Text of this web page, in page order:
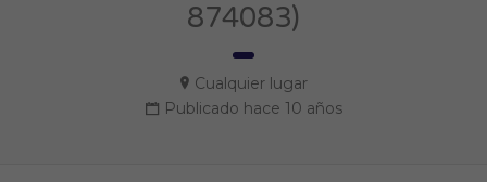
874083)
Cualquier lugar
Publicado hace 10 años